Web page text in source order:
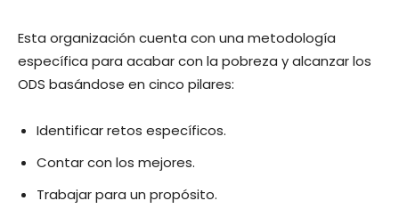
Esta organización cuenta con una metodología
específica para acabar con la pobreza y alcanzar los
ODS basándose en cinco pilares:
Identificar retos específicos.
Contar con los mejores.
Trabajar para un propósito.